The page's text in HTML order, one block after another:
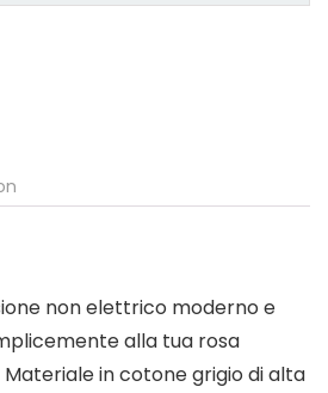
non elettrico moderno e
alla tua rosa
in cotone grigio di alta